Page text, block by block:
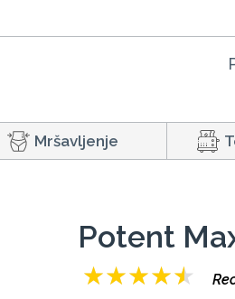
Mršavljenje
Potent
★★★★★